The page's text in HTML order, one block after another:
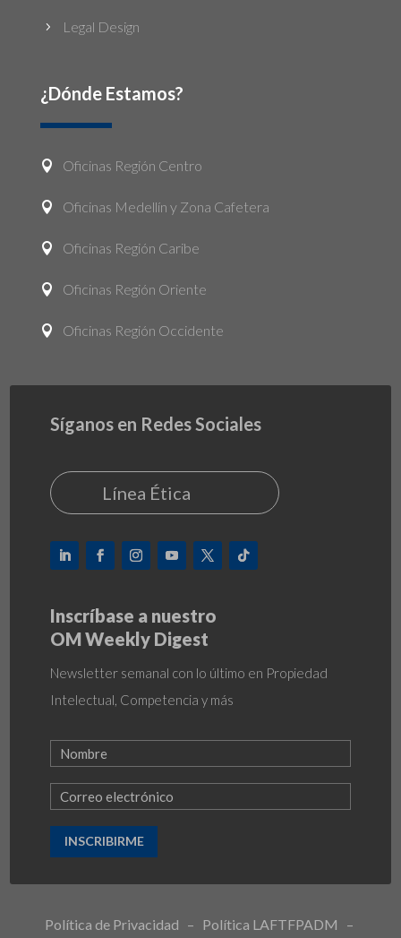
5 Legal Design
¿Dónde Estamos?
 Oficinas Región Centro
 Oficinas Medellín y Zona Cafetera
 Oficinas Región Caribe
 Oficinas Región Oriente
 Oficinas Región Occidente
Síganos en Redes Sociales
Línea Ética
Inscríbase a nuestro
OM Weekly Digest
Newsletter semanal con lo último en Propiedad
Intelectual, Competencia y más
INSCRIBIRME
Política de Privacidad – Política LAFTFPADM –